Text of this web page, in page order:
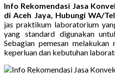
Info Rekomendasi Jasa
di Aceh Jaya, Hubungi WA/
jas praktikum laboratorium
yang standard digunakan
Sebagian pemesan
keperluan dan kebutuhan